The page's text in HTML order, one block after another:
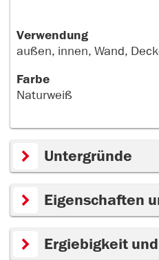
Verwendung
außen, innen, Wand,
Farbe
Naturweiß
Untergründe
Eigenschaften
Ergiebigkeit